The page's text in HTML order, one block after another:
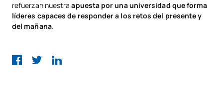
refuerzan nuestraapuesta por una universidad que forma
líderes capaces de responder a los retos del presente y
del mañana.